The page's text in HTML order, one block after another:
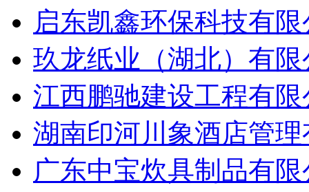
启东凯鑫环保科技有
玖龙纸业（湖北）有
江西鹏驰建设工程有
湖南印河川象酒店管
广东中宝炊具制品有